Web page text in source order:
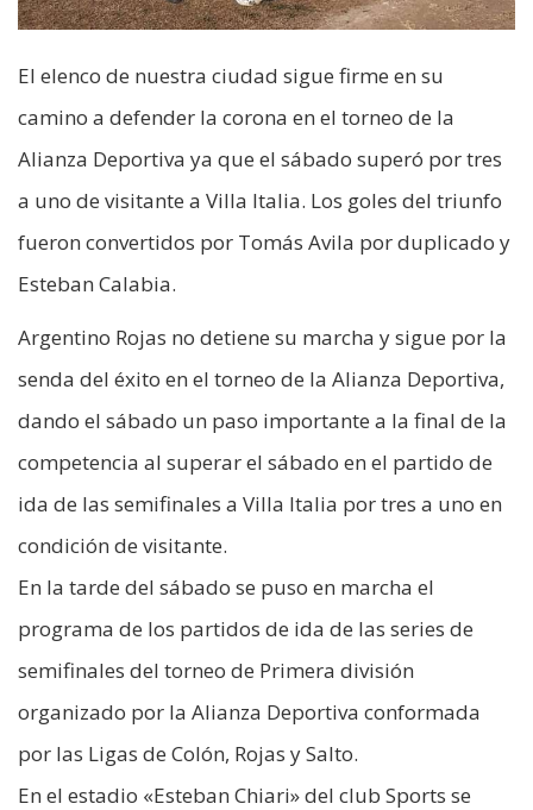
El elenco de nuestra ciudad sigue firme en su
camino a defender la corona en el torneo de la
Alianza Deportiva ya que el sábado superó por tres
a uno de visitante a Villa Italia. Los goles del triunfo
fueron convertidos por Tomás Avila por duplicado y
Esteban Calabia.
Argentino Rojas no detiene su marcha y sigue por la
senda del éxito en el torneo de la Alianza Deportiva,
dando el sábado un paso importante a la final de la
competencia al superar el sábado en el partido de
ida de las semifinales a Villa Italia por tres a uno en
condición de visitante.
En la tarde del sábado se puso en marcha el
programa de los partidos de ida de las series de
semifinales del torneo de Primera división
organizado por la Alianza Deportiva conformada
por las Ligas de Colón, Rojas y Salto.
En el estadio «Esteban Chiari» del club Sports se